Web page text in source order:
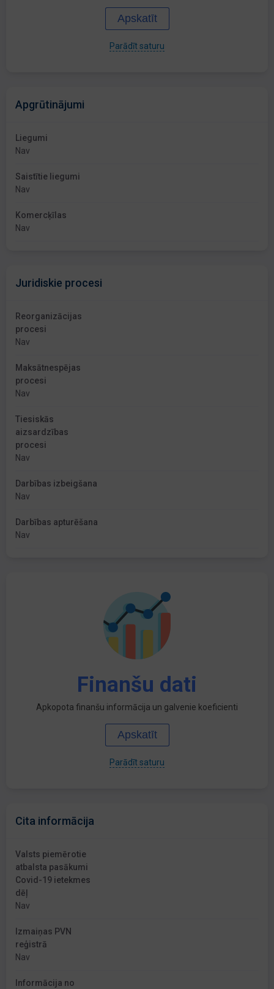
Apskatīt
Parādīt saturu
Apgrūtinājumi
Liegumi
Nav
Saistītie liegumi
Nav
Komercķīlas
Nav
Juridiskie procesi
Reorganizācijas
procesi
Nav
Maksātnespējas
procesi
Nav
Tiesiskās
aizsardzības
procesi
Nav
Darbības izbeigšana
Nav
Darbības apturēšana
Nav
Finanšu dati
Apkopota finanšu informācija un galvenie koeficienti
Apskatīt
Parādīt saturu
Cita informācija
Valsts piemērotie
atbalsta pasākumi
Covid-19 ietekmes
dēļ
Nav
Izmaiņas PVN
reģistrā
Nav
Informācija no